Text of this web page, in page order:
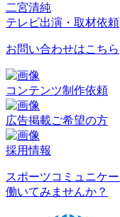
二宮清純
テレビ出演・取材依頼
お問い合わせはこちら
コンテンツ制作依頼
広告掲載ご希望の方
採用情報
スポーツコミュニケ
働いてみませんか？